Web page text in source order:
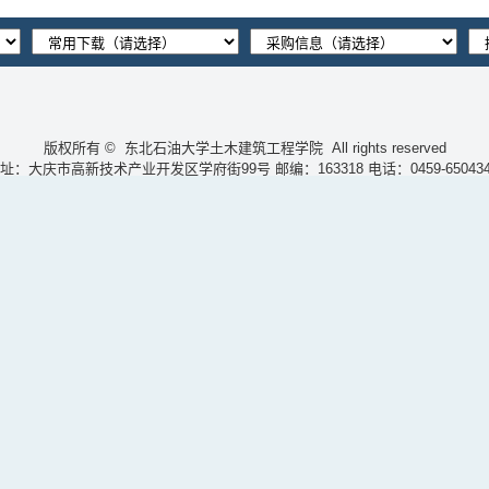
版权所有 © 东北石油大学土木建筑工程学院 All rights reserved
：大庆市高新技术产业开发区学府街99号 邮编：163318 电话：0459-